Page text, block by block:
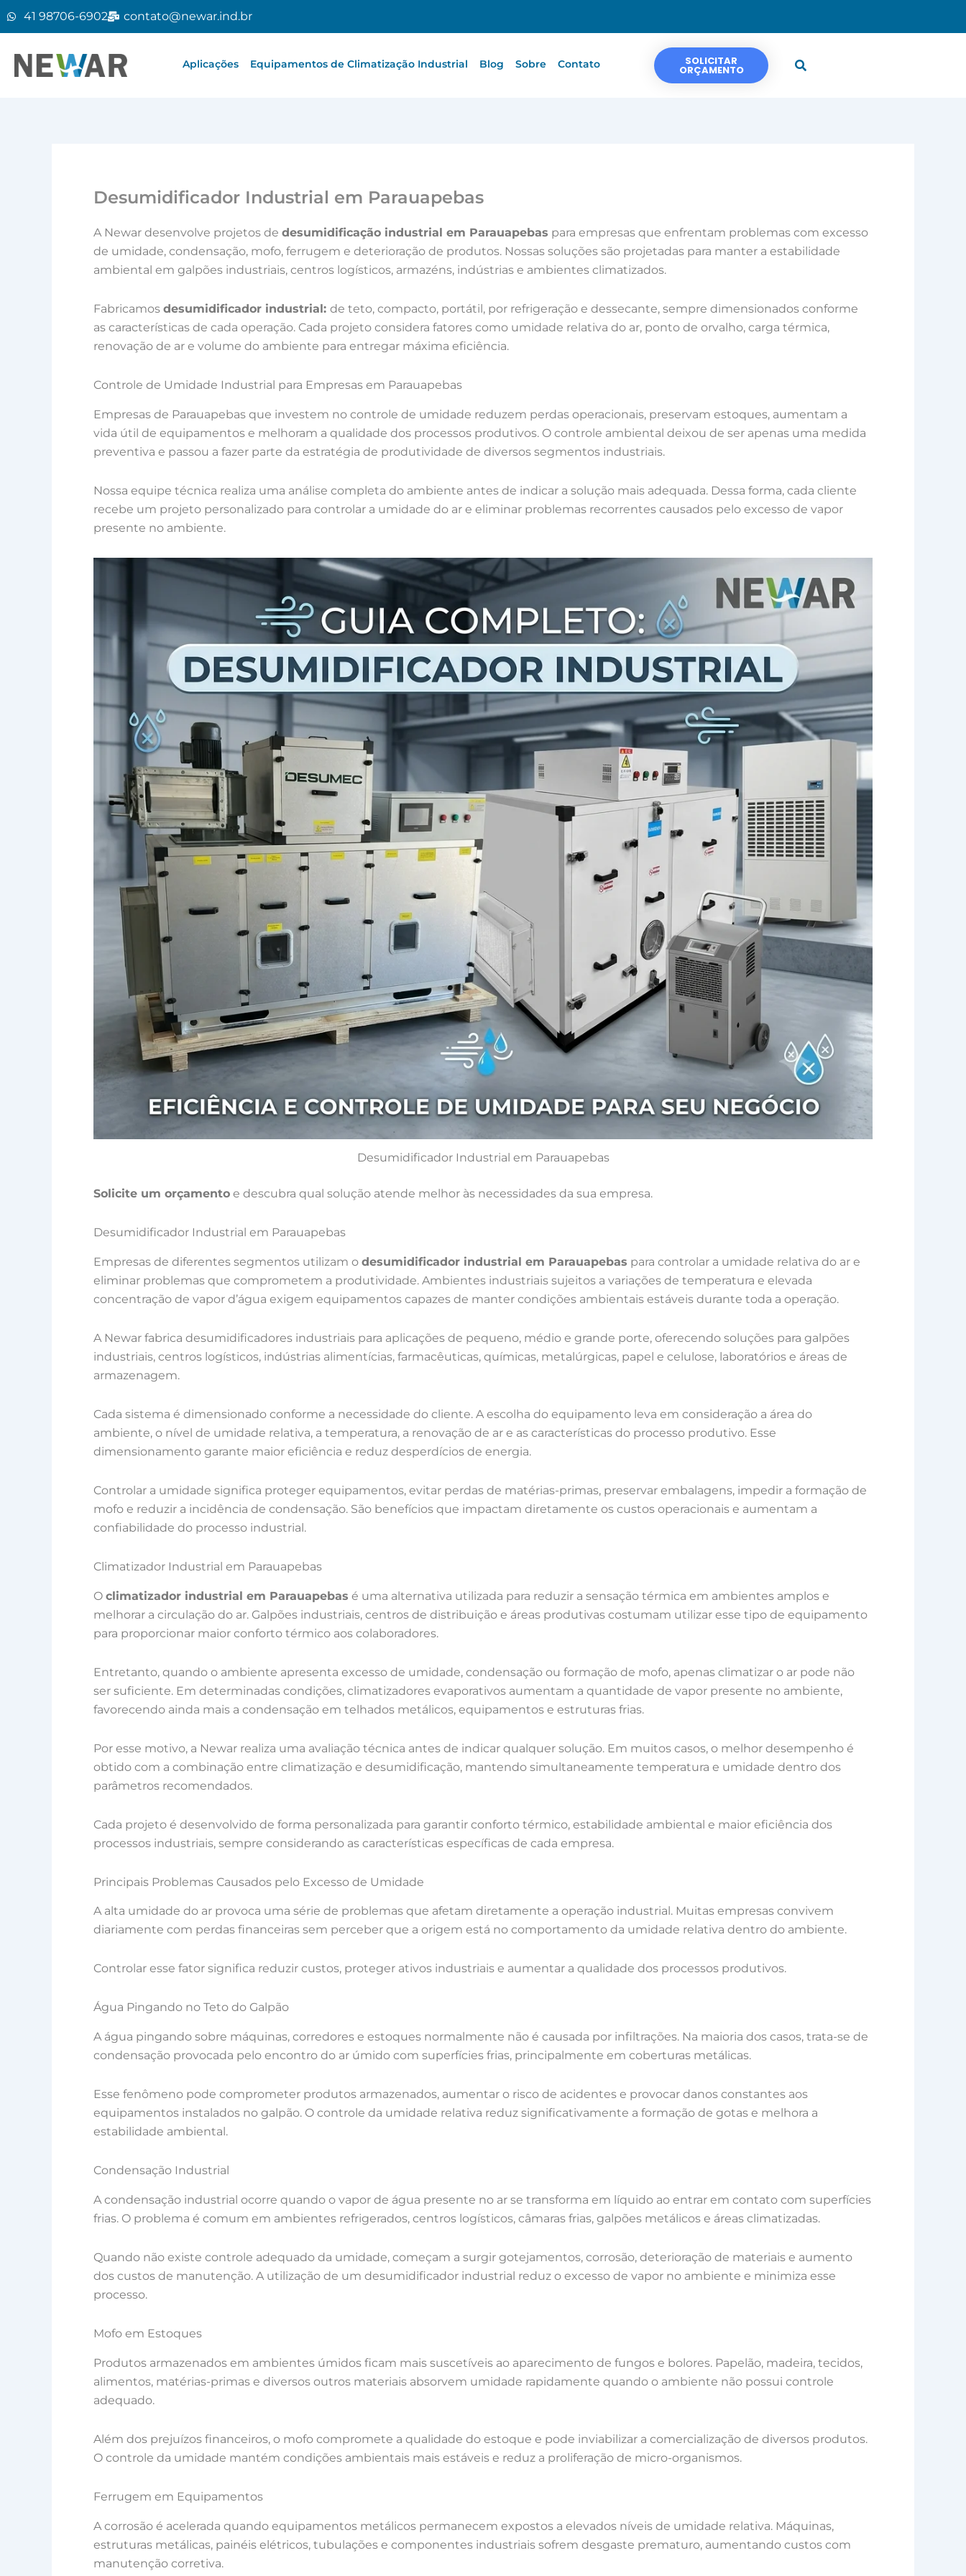
conteúdo
41 98706-6902 contato@newar.ind.br
Aplicações Equipamentos de Climatização Industrial Blog Sobre Contato SOLICITAR
ORÇAMENTO
Desumidificador Industrial em Parauapebas
A Newar desenvolve projetos de desumidificação industrial em Parauapebas para empresas que enfrentam problemas com excesso
de umidade, condensação, mofo, ferrugem e deterioração de produtos. Nossas soluções são projetadas para manter a estabilidade
ambiental em galpões industriais, centros logísticos, armazéns, indústrias e ambientes climatizados.
Fabricamos desumidificador industrial: de teto, compacto, portátil, por refrigeração e dessecante, sempre dimensionados conforme
as características de cada operação. Cada projeto considera fatores como umidade relativa do ar, ponto de orvalho, carga térmica,
renovação de ar e volume do ambiente para entregar máxima eficiência.
Controle de Umidade Industrial para Empresas em Parauapebas
Empresas de Parauapebas que investem no controle de umidade reduzem perdas operacionais, preservam estoques, aumentam a
vida útil de equipamentos e melhoram a qualidade dos processos produtivos. O controle ambiental deixou de ser apenas uma medida
preventiva e passou a fazer parte da estratégia de produtividade de diversos segmentos industriais.
Nossa equipe técnica realiza uma análise completa do ambiente antes de indicar a solução mais adequada. Dessa forma, cada cliente
recebe um projeto personalizado para controlar a umidade do ar e eliminar problemas recorrentes causados pelo excesso de vapor
presente no ambiente.
Desumidificador Industrial em Parauapebas
Solicite um orçamento e descubra qual solução atende melhor às necessidades da sua empresa.
Desumidificador Industrial em Parauapebas
Empresas de diferentes segmentos utilizam o desumidificador industrial em Parauapebas para controlar a umidade relativa do ar e
eliminar problemas que comprometem a produtividade. Ambientes industriais sujeitos a variações de temperatura e elevada
concentração de vapor d’água exigem equipamentos capazes de manter condições ambientais estáveis durante toda a operação.
A Newar fabrica desumidificadores industriais para aplicações de pequeno, médio e grande porte, oferecendo soluções para galpões
industriais, centros logísticos, indústrias alimentícias, farmacêuticas, químicas, metalúrgicas, papel e celulose, laboratórios e áreas de
armazenagem.
Cada sistema é dimensionado conforme a necessidade do cliente. A escolha do equipamento leva em consideração a área do
ambiente, o nível de umidade relativa, a temperatura, a renovação de ar e as características do processo produtivo. Esse
dimensionamento garante maior eficiência e reduz desperdícios de energia.
Controlar a umidade significa proteger equipamentos, evitar perdas de matérias-primas, preservar embalagens, impedir a formação de
mofo e reduzir a incidência de condensação. São benefícios que impactam diretamente os custos operacionais e aumentam a
confiabilidade do processo industrial.
Climatizador Industrial em Parauapebas
O climatizador industrial em Parauapebas é uma alternativa utilizada para reduzir a sensação térmica em ambientes amplos e
melhorar a circulação do ar. Galpões industriais, centros de distribuição e áreas produtivas costumam utilizar esse tipo de equipamento
para proporcionar maior conforto térmico aos colaboradores.
Entretanto, quando o ambiente apresenta excesso de umidade, condensação ou formação de mofo, apenas climatizar o ar pode não
ser suficiente. Em determinadas condições, climatizadores evaporativos aumentam a quantidade de vapor presente no ambiente,
favorecendo ainda mais a condensação em telhados metálicos, equipamentos e estruturas frias.
Por esse motivo, a Newar realiza uma avaliação técnica antes de indicar qualquer solução. Em muitos casos, o melhor desempenho é
obtido com a combinação entre climatização e desumidificação, mantendo simultaneamente temperatura e umidade dentro dos
parâmetros recomendados.
Cada projeto é desenvolvido de forma personalizada para garantir conforto térmico, estabilidade ambiental e maior eficiência dos
processos industriais, sempre considerando as características específicas de cada empresa.
Principais Problemas Causados pelo Excesso de Umidade
A alta umidade do ar provoca uma série de problemas que afetam diretamente a operação industrial. Muitas empresas convivem
diariamente com perdas financeiras sem perceber que a origem está no comportamento da umidade relativa dentro do ambiente.
Controlar esse fator significa reduzir custos, proteger ativos industriais e aumentar a qualidade dos processos produtivos.
Água Pingando no Teto do Galpão
A água pingando sobre máquinas, corredores e estoques normalmente não é causada por infiltrações. Na maioria dos casos, trata-se de
condensação provocada pelo encontro do ar úmido com superfícies frias, principalmente em coberturas metálicas.
Esse fenômeno pode comprometer produtos armazenados, aumentar o risco de acidentes e provocar danos constantes aos
equipamentos instalados no galpão. O controle da umidade relativa reduz significativamente a formação de gotas e melhora a
estabilidade ambiental.
Condensação Industrial
A condensação industrial ocorre quando o vapor de água presente no ar se transforma em líquido ao entrar em contato com superfícies
frias. O problema é comum em ambientes refrigerados, centros logísticos, câmaras frias, galpões metálicos e áreas climatizadas.
Quando não existe controle adequado da umidade, começam a surgir gotejamentos, corrosão, deterioração de materiais e aumento
dos custos de manutenção. A utilização de um desumidificador industrial reduz o excesso de vapor no ambiente e minimiza esse
processo.
Mofo em Estoques
Produtos armazenados em ambientes úmidos ficam mais suscetíveis ao aparecimento de fungos e bolores. Papelão, madeira, tecidos,
alimentos, matérias-primas e diversos outros materiais absorvem umidade rapidamente quando o ambiente não possui controle
adequado.
Além dos prejuízos financeiros, o mofo compromete a qualidade do estoque e pode inviabilizar a comercialização de diversos produtos.
O controle da umidade mantém condições ambientais mais estáveis e reduz a proliferação de micro-organismos.
Ferrugem em Equipamentos
A corrosão é acelerada quando equipamentos metálicos permanecem expostos a elevados níveis de umidade relativa. Máquinas,
estruturas metálicas, painéis elétricos, tubulações e componentes industriais sofrem desgaste prematuro, aumentando custos com
manutenção corretiva.